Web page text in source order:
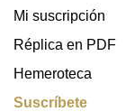
Mi suscripción
Réplica en PDF
Hemeroteca
Suscríbete